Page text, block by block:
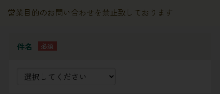
営業目的のお問い合わせを禁止致しております
件名